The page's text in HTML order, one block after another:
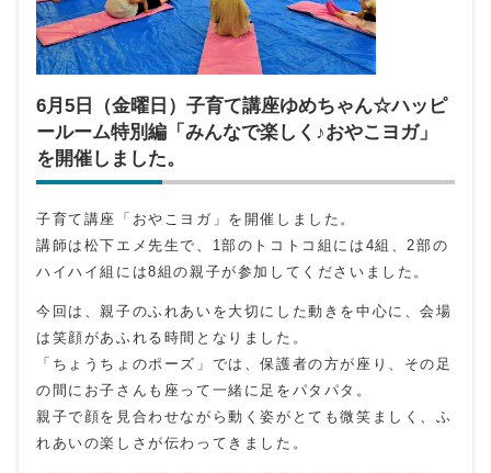
6月5日（金曜日）子育て講座ゆめちゃん☆ハッピ
ールーム特別編「みんなで楽しく♪おやこヨガ」
を開催しました。
子育て講座「おやこヨガ」を開催しました。
講師は松下エメ先生で、1部のトコトコ組には4組、2部の
ハイハイ組には8組の親子が参加してくださいました。
今回は、親子のふれあいを大切にした動きを中心に、会場
は笑顔があふれる時間となりました。
「ちょうちょのポーズ」では、保護者の方が座り、その足
の間にお子さんも座って一緒に足をパタパタ。
親子で顔を見合わせながら動く姿がとても微笑ましく、ふ
れあいの楽しさが伝わってきました。